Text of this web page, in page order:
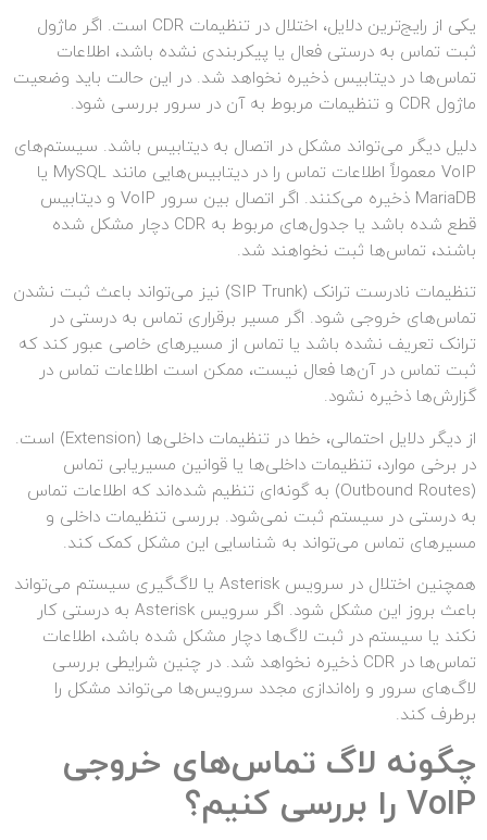
یکی از رایج‌ترین دلایل، اختلال در تنظیمات CDR است. اگر ماژول
ثبت تماس به درستی فعال یا پیکربندی نشده باشد، اطلاعات
تماس‌ها در دیتابیس ذخیره نخواهد شد. در این حالت باید وضعیت
ماژول CDR و تنظیمات مربوط به آن در سرور بررسی شود.
دلیل دیگر می‌تواند مشکل در اتصال به دیتابیس باشد. سیستم‌های
VoIP معمولاً اطلاعات تماس را در دیتابیس‌هایی مانند MySQL یا
MariaDB ذخیره می‌کنند. اگر اتصال بین سرور VoIP و دیتابیس
قطع شده باشد یا جدول‌های مربوط به CDR دچار مشکل شده
باشند، تماس‌ها ثبت نخواهند شد.
تنظیمات نادرست ترانک (SIP Trunk) نیز می‌تواند باعث ثبت نشدن
تماس‌های خروجی شود. اگر مسیر برقراری تماس به درستی در
ترانک تعریف نشده باشد یا تماس از مسیرهای خاصی عبور کند که
ثبت تماس در آن‌ها فعال نیست، ممکن است اطلاعات تماس در
گزارش‌ها ذخیره نشود.
از دیگر دلایل احتمالی، خطا در تنظیمات داخلی‌ها (Extension) است.
در برخی موارد، تنظیمات داخلی‌ها یا قوانین مسیریابی تماس
(Outbound Routes) به گونه‌ای تنظیم شده‌اند که اطلاعات تماس
به درستی در سیستم ثبت نمی‌شود. بررسی تنظیمات داخلی و
مسیرهای تماس می‌تواند به شناسایی این مشکل کمک کند.
همچنین اختلال در سرویس Asterisk یا لاگ‌گیری سیستم می‌تواند
باعث بروز این مشکل شود. اگر سرویس Asterisk به درستی کار
نکند یا سیستم در ثبت لاگ‌ها دچار مشکل شده باشد، اطلاعات
تماس‌ها در CDR ذخیره نخواهد شد. در چنین شرایطی بررسی
لاگ‌های سرور و راه‌اندازی مجدد سرویس‌ها می‌تواند مشکل را
برطرف کند.
چگونه لاگ تماس‌های خروجی
VoIPرا بررسی کنیم؟